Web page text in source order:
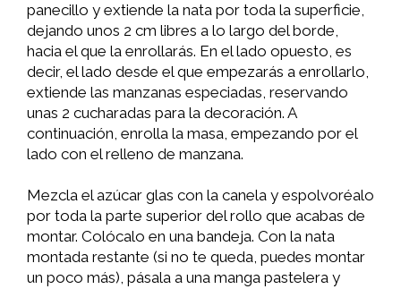
panecillo y extiende la nata por toda la superficie,
dejando unos 2 cm libres a lo largo del borde,
hacia el que la enrollarás. En el lado opuesto, es
decir, el lado desde el que empezarás a enrollarlo,
extiende las manzanas especiadas, reservando
unas 2 cucharadas para la decoración. A
continuación, enrolla la masa, empezando por el
lado con el relleno de manzana.
Mezcla el azúcar glas con la canela y espolvoréalo
por toda la parte superior del rollo que acabas de
montar. Colócalo en una bandeja. Con la nata
montada restante (si no te queda, puedes montar
un poco más), pásala a una manga pastelera y